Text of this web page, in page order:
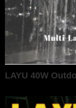
LAYU 40W